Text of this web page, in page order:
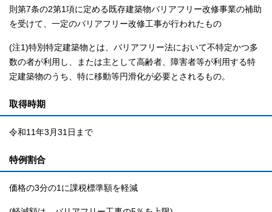
則第7条の2第1項に定める既存建築物バリアフリー改修事業の補助
を受けて、一定のバリアフリー改修工事が行われたもの
(注1)特別特定建築物とは、バリアフリー法において不特定かつ多
数の者が利用し、または主として高齢者、障害者等が利用する特
定建築物のうち、特に移動等円滑化が必要とされるもの。
取得時期
令和11年3月31日まで
特例割合
価格の3分の1に課税標準額を軽減